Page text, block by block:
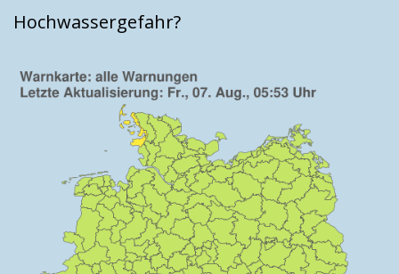
Hochwassergefahr?